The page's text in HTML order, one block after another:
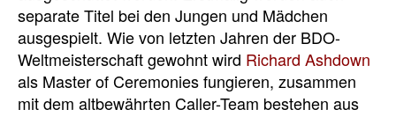
separate Titel bei den Jungen und Mädchen
ausgespielt. Wie von letzten Jahren der BDO-
Weltmeisterschaft gewohnt wird Richard Ashdown
als Master of Ceremonies fungieren, zusammen
mit dem altbewährten Caller-Team bestehen aus